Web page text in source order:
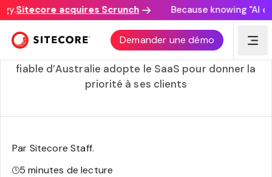
Sitecore acquires Scrunch Because knowing "AI
Demander une démo
Bridgestone accélère à composable expérience client
Découvrez comment la marque de pneus la plus
fiable d’Australie adopte le SaaS pour donner la
priorité à ses clients
Par Sitecore Staff.
5minutes de lecture